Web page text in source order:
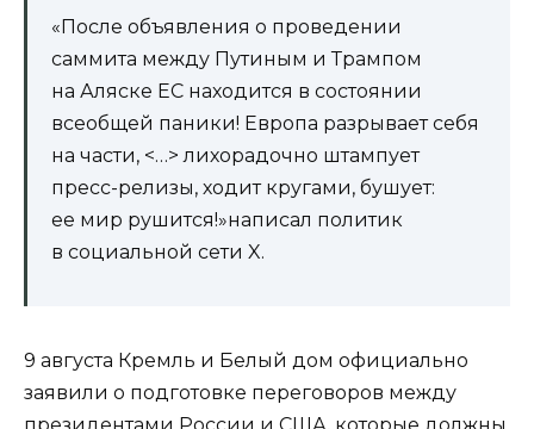
«После объявления о проведении
саммита между Путиным и Трампом
на Аляске ЕС находится в состоянии
всеобщей паники! Европа разрывает себя
на части, <…> лихорадочно штампует
пресс-релизы, ходит кругами, бушует:
ее мир рушится!»написал политик
в социальной сети X.
9 августа Кремль и Белый дом официально
заявили о подготовке переговоров между